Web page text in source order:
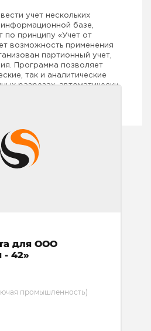
учет нескольких
базе,
по принципу «Учет от
возможность применения
партионный учет,
Программа позволяет
так и аналитические
разрезах, автоматически
отчетность.
для ООО
- 42»
промышленность)